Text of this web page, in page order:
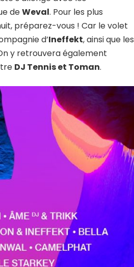
deWeval. Pour les plus
préparez-vous ! Car le volet
d’Ineffekt, ainsi que les
y retrouvera également
DJ Tennis et Toman.